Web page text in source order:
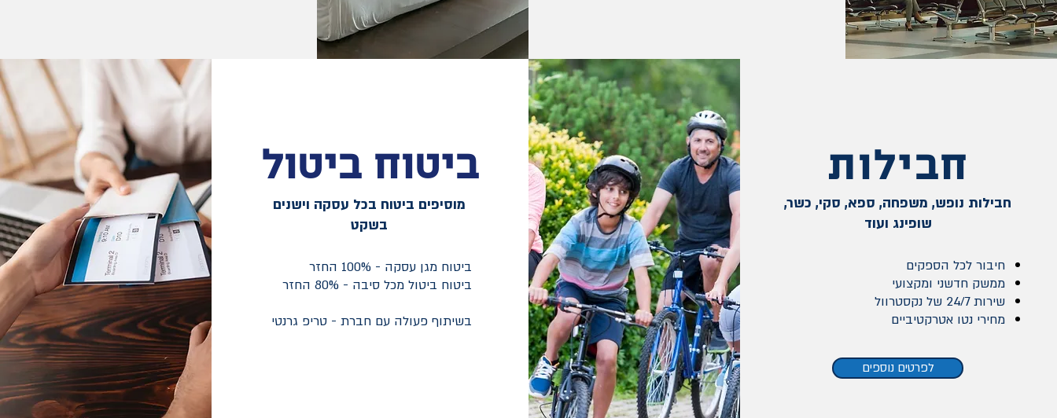
ביטוח ביטול
מוסיפים ביטוח בכל עסקה וישנים
בשקט
ביטוח מגן עסקה - 100% החזר
ביטוח ביטול מכל סיבה - 80% החזר
בשיתוף פעולה עם חברת - טריפ גרנטי
חבילות
חבילות נופש, משפחה, ספא, סקי, כשר,
שופינג ועוד
חיבור לכל הספקים
ממשק חדשני ומקצועי
שירות 24/7 של נקסטרוול
מחירי נטו אטרקטיביים
לפרטים נוספים